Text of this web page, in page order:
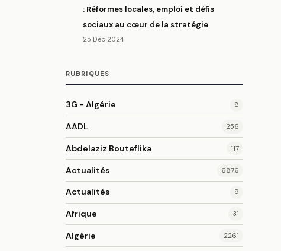
: Réformes locales, emploi et défis
sociaux au cœur de la stratégie
25 Déc 2024
RUBRIQUES
3G - Algérie 8
AADL 256
Abdelaziz Bouteflika 117
Actualités 6876
Actualités 9
Afrique 31
Algérie 2261